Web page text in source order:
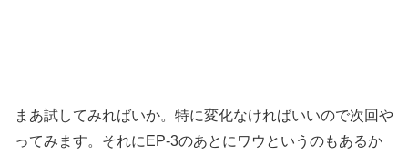
まあ試してみればいか。特に変化なければいいので次回や
ってみます。それにEP-3のあとにワウというのもあるか